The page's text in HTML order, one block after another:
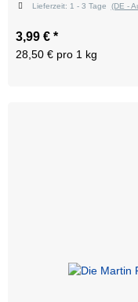
Lieferzeit: 1 - 3 Tage (DE -
3,99 € *
28,50 € pro 1 kg